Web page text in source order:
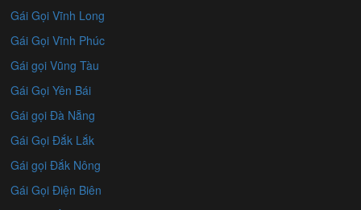
Gái Gọi Vĩnh Long
Gái Gọi Vĩnh Phúc
Gái gọi Vũng Tàu
Gái Gọi Yên Bái
Gái gọi Đà Nẵng
Gái Gọi Đắk Lắk
Gái gọi Đắk Nông
Gái Gọi Điện Biên